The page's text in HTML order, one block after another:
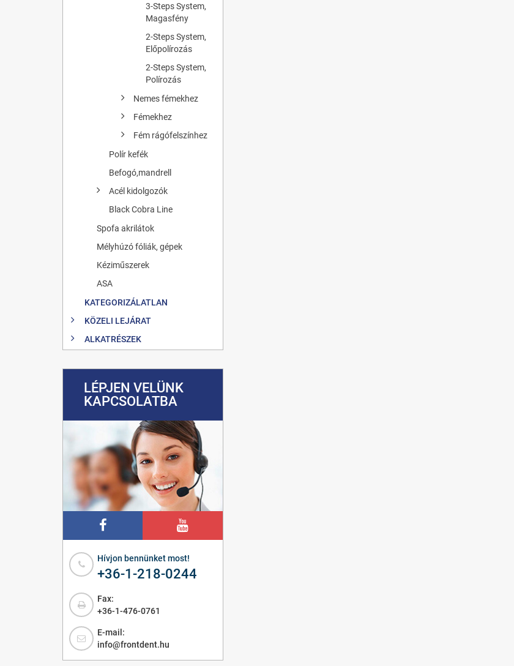
3-Steps System,
Magasfény
2-Steps System,
Előpolírozás
2-Steps System,
Polírozás
Nemes fémekhez
Fémekhez
Fém rágófelszínhez
Polír kefék
Befogó,mandrell
Acél kidolgozók
Black Cobra Line
Spofa akrilátok
Mélyhúzó fóliák, gépek
Kéziműszerek
ASA
KATEGORIZÁLATLAN
KÖZELI LEJÁRAT
ALKATRÉSZEK
LÉPJEN VELÜNK
KAPCSOLATBA
Hívjon bennünket most!
+36-1-218-0244
Fax:
+36-1-476-0761
E-mail:
info@frontdent.hu